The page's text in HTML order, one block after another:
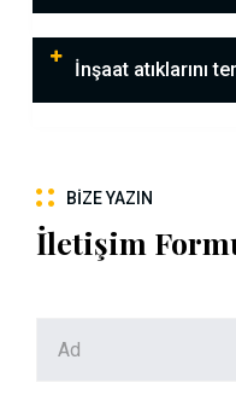
İnşaat atıklarını
BIZE YAZIN
İletişim